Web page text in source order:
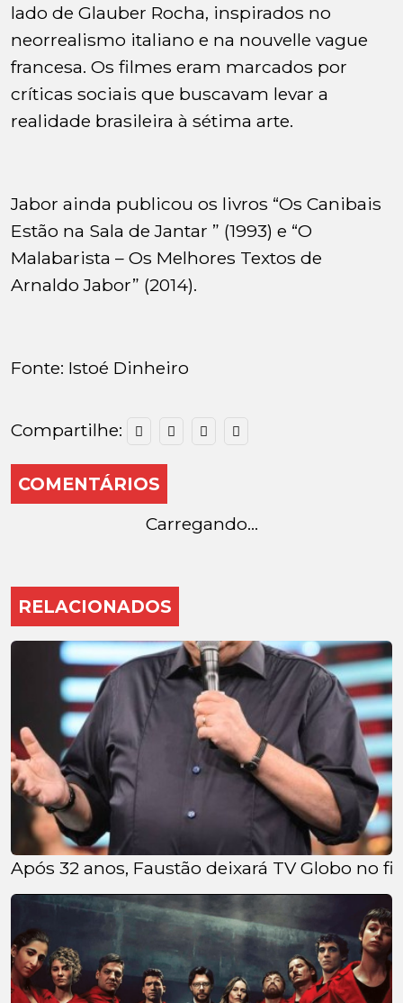
lado de Glauber Rocha, inspirados no
neorrealismo italiano e na nouvelle vague
francesa. Os filmes eram marcados por
críticas sociais que buscavam levar a
realidade brasileira à sétima arte.
Jabor ainda publicou os livros “Os Canibais
Estão na Sala de Jantar ” (1993) e “O
Malabarista – Os Melhores Textos de
Arnaldo Jabor” (2014).
Fonte: Istoé Dinheiro
Compartilhe:
COMENTÁRIOS
Carregando...
RELACIONADOS
Após 32 anos, Faustão deixará TV Globo no